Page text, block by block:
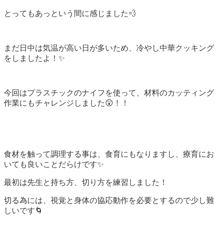
とってもあっという間に感じました💨
まだ日中は気温が高い日が多いため、冷やし中華クッキング
をしましたよ！✨
今回はプラスチックのナイフを使って、材料のカッティング
作業にもチャレンジしました😲！！
食材を触って調理する事は、食育にもなりますし、療育にお
いても良いことだらけです✨
最初は先生と持ち方、切り方を練習しました！
切る為には、視覚と身体の協応動作を必要とするので少し難
しいです🌀